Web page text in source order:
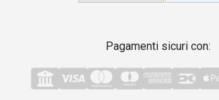
Pagamenti sicuri con: